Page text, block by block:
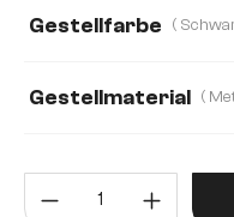
Gestellfarbe
Gestellmaterial